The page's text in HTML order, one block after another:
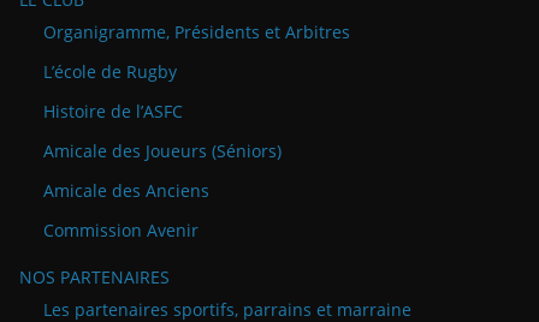
Organigramme, Présidents et Arbitres
L’école de Rugby
Histoire de l’ASFC
Amicale des Joueurs (Séniors)
Amicale des Anciens
Commission Avenir
NOS PARTENAIRES
Les partenaires sportifs, parrains et marraine